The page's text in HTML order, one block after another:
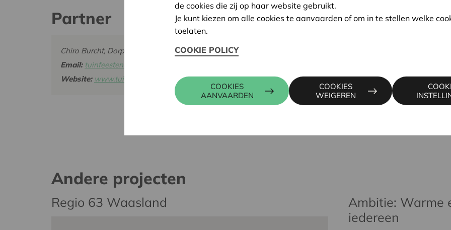
Partner
Chiro Burcht, Dorpstraat 143, 2070 BEVEREN-KRUIBEKE-ZWIJNDRECHT
Email: tuinfeestenchiroburcht@gmail.com
Website: www.tuinfeestenchiroburcht.wordpress.com
Andere projecten
Regio 63 Waasland
Ambitie: Warme
iedereen
de cookies die zij op haar website gebruikt.
Je kunt kiezen om alle cookies te aanvaarden of om in te stellen welke
toelaten.
COOKIE POLICY
COOKIES
AANVAARDEN
COOKIES
WEIGEREN